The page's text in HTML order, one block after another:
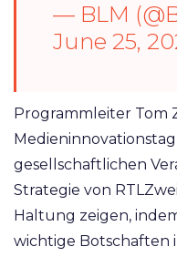
— BLM
June 25,
Programmleiter Tom
gesellschaftlichen
Strategie von
Haltung zeigen,
wichtige Botschaften